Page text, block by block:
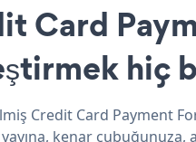
Card
hiç
Credit Card Payment
yayına, kenar